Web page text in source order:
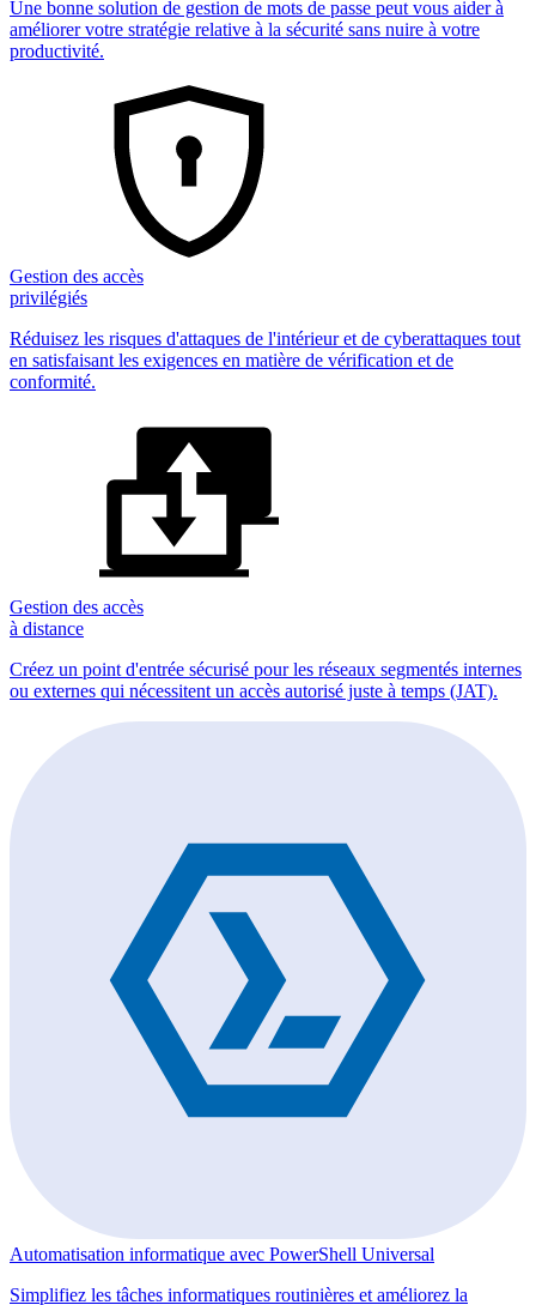
Une bonne solution de gestion de mots de passe peut vous aider à
améliorer votre stratégie relative à la sécurité sans nuire à votre
productivité.
Gestion des accès
privilégiés
Réduisez les risques d'attaques de l'intérieur et de cyberattaques tout
en satisfaisant les exigences en matière de vérification et de
conformité.
Gestion des accès
à distance
Créez un point d'entrée sécurisé pour les réseaux segmentés internes
ou externes qui nécessitent un accès autorisé juste à temps (JAT).
Automatisation informatique avec PowerShell Universal
Simplifiez les tâches informatiques routinières et améliorez la